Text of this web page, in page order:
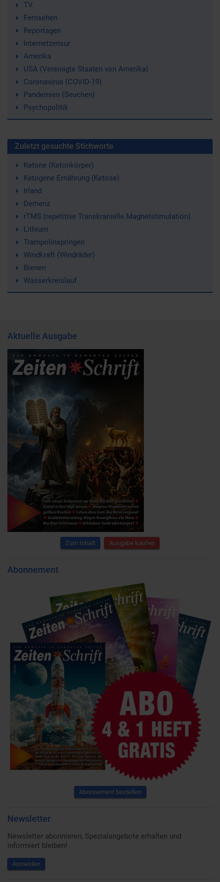
TV
Fernsehen
Reportagen
Internetzensur
Amerika
USA (Vereinigte Staaten von Amerika)
Coronavirus (COVID-19)
Pandemien (Seuchen)
Psychopolitik
Zuletzt gesuchte Stichworte
Ketone (Ketonkörper)
Ketogene Ernährung (Ketose)
Irland
Demenz
rTMS (repetitive Transkranielle Magnetstimulation)
Lithium
Trampolinspringen
Windkraft (Windräder)
Bienen
Wasserkreislauf
Aktuelle Ausgabe
Zum Inhalt Ausgabe kaufen
Abonnement
Abonnement bestellen
Newsletter
Newsletter abonnieren, Spezialangebote erhalten und
informiert bleiben!
Anmelden